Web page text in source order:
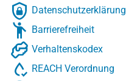
Datenschutzerklärung
Barrierefreiheit
Verhaltenskodex
REACH Verordnung